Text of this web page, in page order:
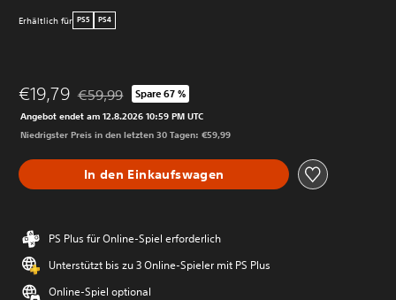
Erhältlich für PS5 PS4
€19,79 Preisnachlass gegenüber dem Originalpreis von
€59,99 Spare 67 %
Angebot endet am 12.8.2026 10:59 PM UTC
Niedrigster Preis in den letzten 30 Tagen: €59,99
In den Einkaufswagen
PS Plus für Online-Spiel erforderlich
Unterstützt bis zu 3 Online-Spieler mit PS Plus
Online-Spiel optional